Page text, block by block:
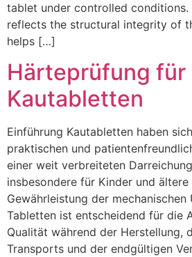
tablet under controlled
reflects the structural integrity of
helps […]
Härteprüfung für
Kautabletten
Einführung Kautabletten haben
praktischen und
einer weit verbreiteten
insbesondere für Kinder und ältere
Gewährleistung der
Tabletten ist entscheidend für die
Qualität während der Herstellung,
Transports und der endgültigen